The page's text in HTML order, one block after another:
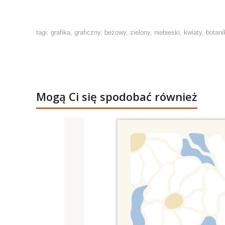
tagi: grafika, graficzny, beżowy, zielony, niebieski, kwiaty,
Mogą Ci się spodobać również